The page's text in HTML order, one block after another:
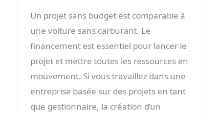
Un projet sans budget est comparable à
une voiture sans carburant. Le
financement est essentiel pour lancer le
projet et mettre toutes les ressources en
mouvement. Si vous travaillez dans une
entreprise basée sur des projets en tant
que gestionnaire, la création d’un